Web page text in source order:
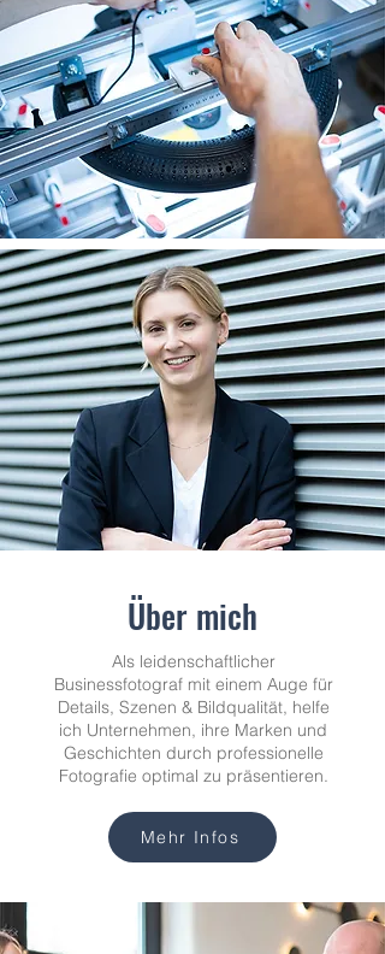
Über mich
Als leidenschaftlicher
Businessfotograf mit einem Auge für
Details, Szenen & Bildqualität, helfe
ich Unternehmen, ihre Marken und
Geschichten durch professionelle
Fotografie optimal zu präsentieren.
Mehr Infos